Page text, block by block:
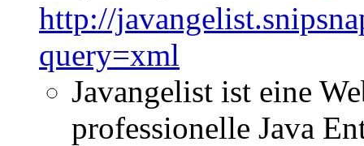
http://
query=xml
Javangelist ist eine
professionelle Java